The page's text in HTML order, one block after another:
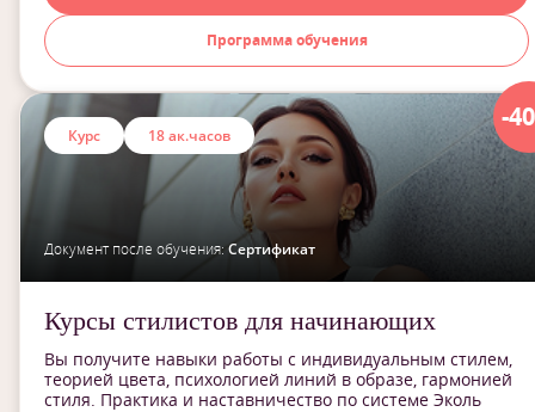
Программа обучения
-
Курс 18 ак.часов
Документ после обучения: Сертификат
Курсы стилистов для начинающих
Вы получите навыки работы с индивидуальным стилем,
теорией цвета, психологией линий в образе, гармонией
стиля. Практика и наставничество по системе Эколь